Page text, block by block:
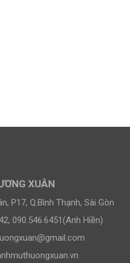
XUÂN
P17, Q.Bình Thạnh, Sài Gòn
090.546.6451(Anh Hiền)